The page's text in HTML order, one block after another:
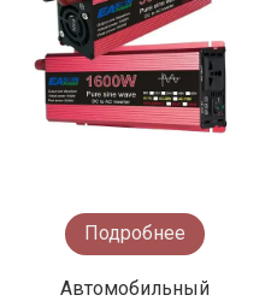
Подробнее
Автомобильный